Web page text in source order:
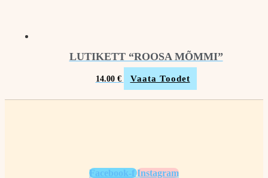
LUTIKETT “ROOSA MÕMMI”
14.00 € Vaata Toodet
Facebook-f Instagram